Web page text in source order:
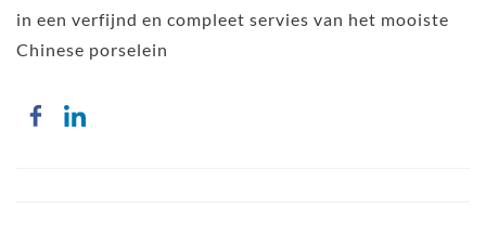
in een verfijnd en compleet servies van het mooiste
Chinese porselein